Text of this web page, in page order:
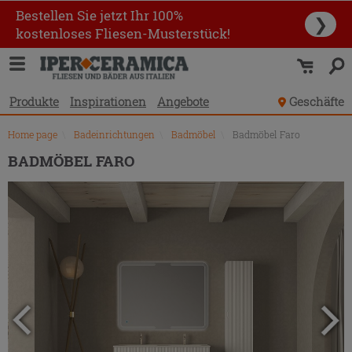
Bestellen Sie jetzt Ihr 100%
kostenloses Fliesen-Musterstück!
❯
Produkte Inspirationen Angebote Geschäfte
Home page Badeinrichtungen Badmöbel Badmöbel Faro
BADMÖBEL FARO
Produktverzeichnis